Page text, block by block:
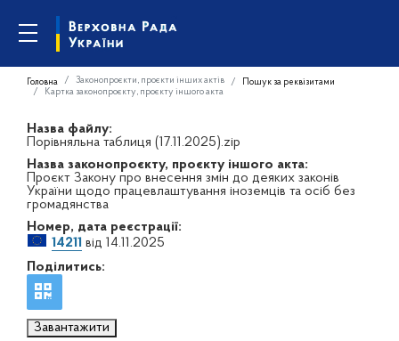
Головна Законопроєкти, проєкти інших актів
Пошук за реквізитами
Картка законопроєкту, проєкту іншого акта
Назва файлу:
Порівняльна таблиця (17.11.2025).zip
Назва законопроєкту, проєкту іншого акта:
Проєкт Закону про внесення змін до деяких законів
України щодо працевлаштування іноземців та осіб без
громадянства
Номер, дата реєстрації:
14211 від 14.11.2025
Поділитись:
Завантажити